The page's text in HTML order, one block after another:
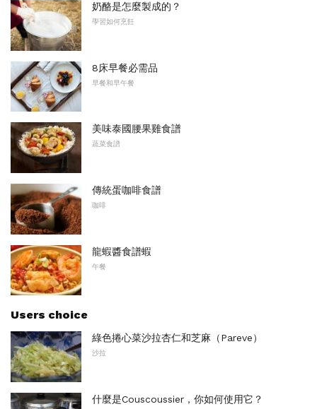
奶酪是怎麼製成的？
學習如何烹飪
8床早餐必需品
早餐和早午餐
美味泰國腰果雞食譜
蔬菜食譜
傳統蛋咖啡食譜
咖啡
龍蝦醬食譜蝦
午餐
Users choice
綠色捲心菜沙拉杏仁和芝麻（Pareve）
沙拉
什麼是Couscoussier，你如何使用它？